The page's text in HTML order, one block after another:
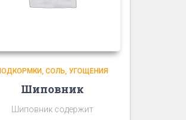
СОЛЬ, УГОЩЕНИЯ
Шиповник
Шиповник содержит